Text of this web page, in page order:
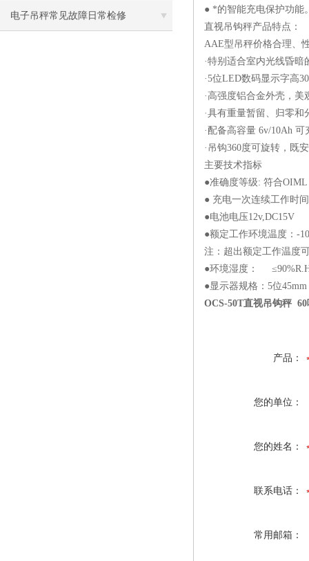
电子吊秤常见故障日常检修
● *的智能充电保护功能
直视吊钩秤产品特点：
AAE型吊秤价格合理、
·特别适合室内光线昏暗
·5位LED数码显示字高
·高强度铝合金外壳，美
·具有重量暂留、归零和
·配备高容量 6v/10Ah
·吊钩360度可旋转，既
主要技术指标
●准确度等级: 符合
● 充电一次连续工作时
●电池电压12v,DC15V
●额定工作环境温度：-
注：超出额定工作温度
●环境湿度：
●显示器规格：5位
OCS-50T直视吊钩秤
产品：
您的单位：
您的姓名：
联系电话：
常用邮箱：